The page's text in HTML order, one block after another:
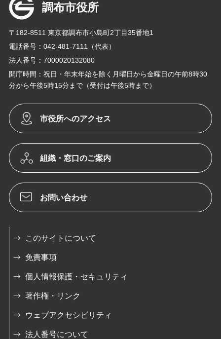
調布市役所
〒182-8511 東京都調布市小島町2丁目35番地1
電話番号：042-481-7111（代表）
法人番号：7000020132080
開庁時間：祝日・年末年始を除く月曜日から金曜日の午前8時30
分から午後5時15分まで（受付は午後5時まで）
市役所へのアクセス
組織・窓口のご案内
お問い合わせ
このサイトについて
免責事項
個人情報保護・セキュリティ
著作権・リンク
ウェブアクセシビリティ
法人番号について